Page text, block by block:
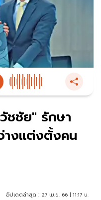
ชชัย" รักษา
างแต่งตั้งคน
อัปเดตล่าสุด : 27 เม.ย. 66 | 11:17 น.